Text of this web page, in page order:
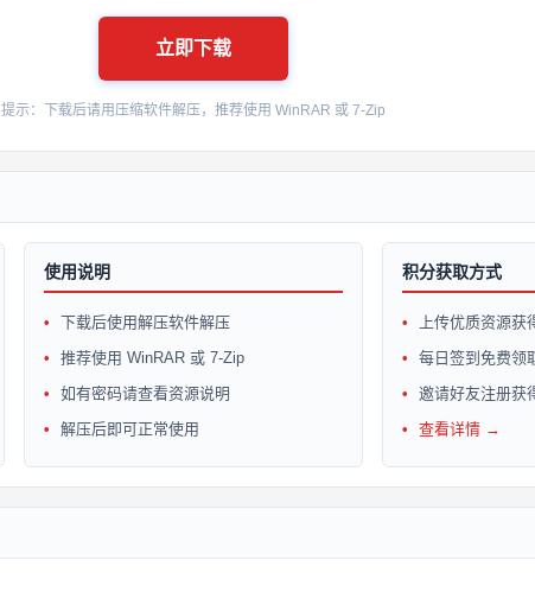
立即下载
提示：下载后请用压缩软件解压，推荐使用 WinRAR 或 7-Zip
使用说明
下载后使用解压软件解压
推荐使用 WinRAR 或 7-Zip
如有密码请查看资源说明
解压后即可正常使用
积分获取方式
上传优质资源获
每日签到免费领
邀请好友注册获
查看详情 →